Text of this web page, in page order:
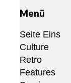
Menü
Seite Eins
Culture
Retro
Features